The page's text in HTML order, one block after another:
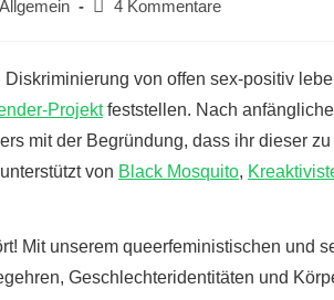
Allgemein
Beitrags-
4 Kommentare
Diskriminierung von offen sex-positiv
Projektfeststellen. Nach
mit der Begründung, dass ihr dieser
von Black Mosquito,
Mit unserem queerfeministischen und
Geschlechteridentitäten und